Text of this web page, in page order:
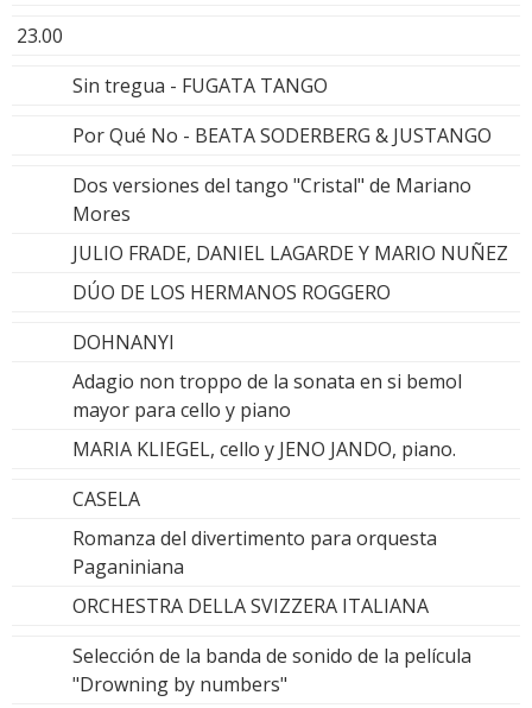
23.00
Sin tregua - FUGATA TANGO
Por Qué No - BEATA SODERBERG & JUSTANGO
Dos versiones del tango "Cristal" de Mariano
Mores
JULIO FRADE, DANIEL LAGARDE Y MARIO NUÑEZ
DÚO DE LOS HERMANOS ROGGERO
DOHNANYI
Adagio non troppo de la sonata en si bemol
mayor para cello y piano
MARIA KLIEGEL, cello y JENO JANDO, piano.
CASELA
Romanza del divertimento para orquesta
Paganiniana
ORCHESTRA DELLA SVIZZERA ITALIANA
Selección de la banda de sonido de la película
"Drowning by numbers"